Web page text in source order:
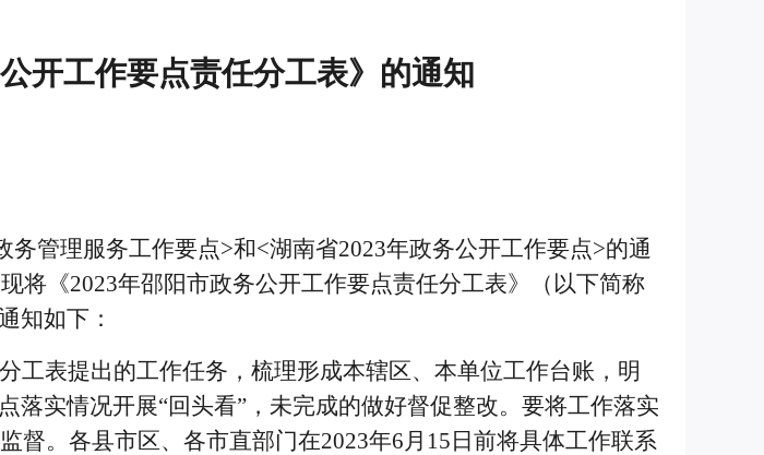
开工作要点责任分工表》的通知
务管理服务工作要点>和<湖南省2023年政务公开工作要点>的通
将《2023年邵阳市政务公开工作要点责任分工表》
（以下简称
知如下：
工表提出的工作任务，梳理形成本辖区、本单位工作台账，明
实情况开展“回头看”，未完成的做好督促整改。要将工作落实
督。 各县市区、各市直部门在2023年6月15 日前将具体工作联系